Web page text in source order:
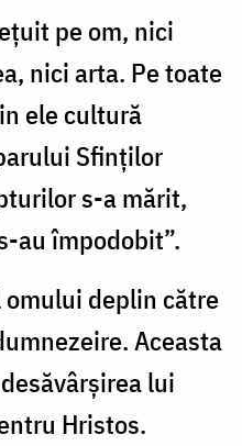
pe om, nici
nici arta. Pe toate
ele cultură
Sfinților
s-a mărit,
au împodobit”.
deplin către
Aceasta
lui
Hristos.